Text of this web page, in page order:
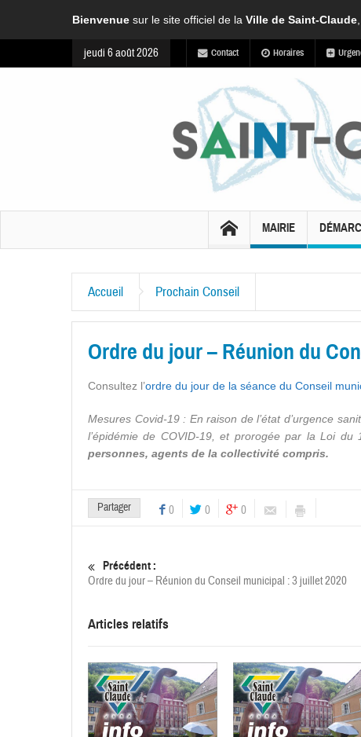
Bienvenue sur le site officiel de la Ville de Saint-Claude
jeudi 6 août 2026 Contact Horaires
MAIRIE
Accueil Prochain Conseil
Ordre du jour – Réunion du
Consultez l’ordre du jour de la séance du Conseil
Mesures Covid-19 : En raison de l’état d’urgence
l’épidémie de COVID-19, et prorogée par la Loi
personnes, agents de la collectivité compris.
Partager 0 0 0
Précédent :
Ordre du jour – Réunion du Conseil municipal : 3 juillet 2020
Articles relatifs